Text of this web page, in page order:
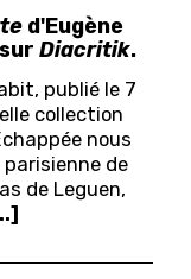
d'Eugène
Diacritik.
publié le 7
collection
nous
de
de Leguen,